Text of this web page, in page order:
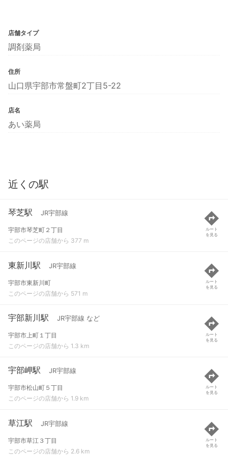
店舗タイプ
調剤薬局
住所
山口県宇部市常盤町2丁目5-22
店名
あい薬局
近くの駅
琴芝駅 JR宇部線
宇部市琴芝町２丁目
このページの店舗から 377 m
ルート
を見る
東新川駅 JR宇部線
宇部市東新川町
このページの店舗から 571 m
ルート
を見る
宇部新川駅 JR宇部線 など
宇部市上町１丁目
このページの店舗から 1.3 km
ルート
を見る
宇部岬駅 JR宇部線
宇部市松山町５丁目
このページの店舗から 1.9 km
ルート
を見る
草江駅 JR宇部線
宇部市草江３丁目
このページの店舗から 2.6 km
ルート
を見る